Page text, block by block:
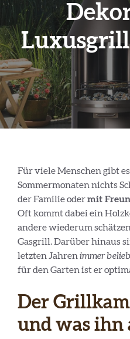
Für viele Menschen gibt
Sommermonaten nichts
der Familie odermit
Oft kommt dabei ein
andere wiederum
Gasgrill. Darüber hinaus
letzten Jahren immer
für den Garten ist er
Der
und was ihn